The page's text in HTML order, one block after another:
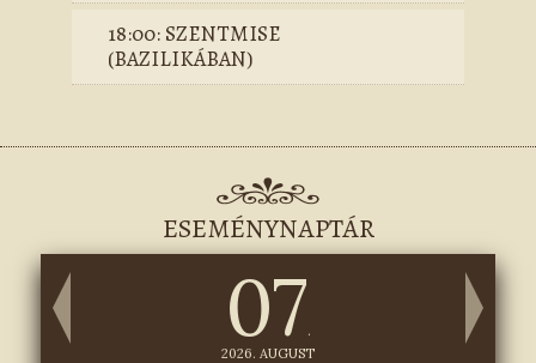
18:00: SZENTMISE
(BAZILIKÁBAN)
ESEMÉNYNAPTÁR
07.
2026. AUGUST